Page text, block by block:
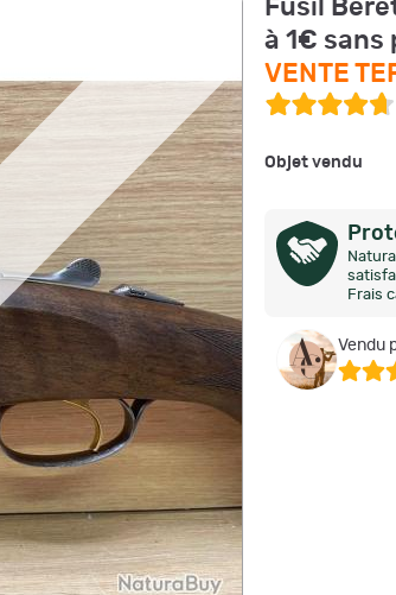
Fusil
à 1€ sans
VENTE
Objet vendu
Frais
Vendu